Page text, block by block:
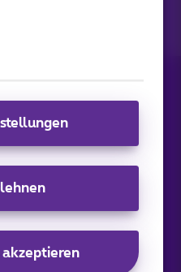
akzeptieren
Proximus
Datenschutz
wird verwaltet in